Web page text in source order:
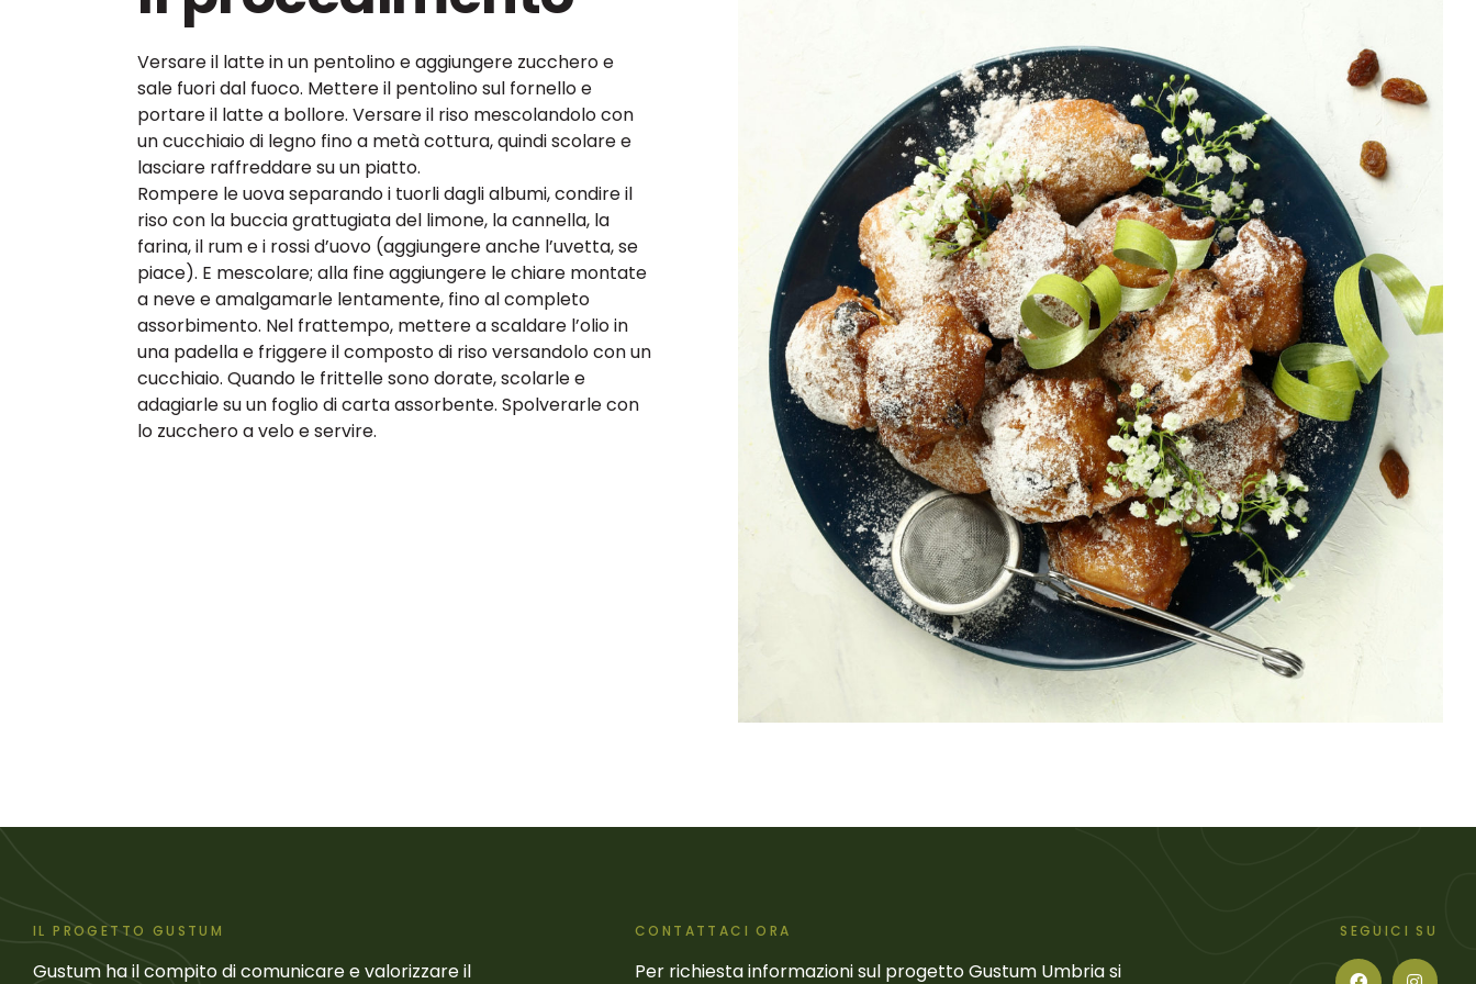
Versare il latte in un pentolino e aggiungere zucchero e
sale fuori dal fuoco. Mettere il pentolino sul fornello e
portare il latte a bollore. Versare il riso mescolandolo con
un cucchiaio di legno fino a metà cottura, quindi scolare e
lasciare raffreddare su un piatto.
Rompere le uova separando i tuorli dagli albumi, condire il
riso con la buccia grattugiata del limone, la cannella, la
farina, il rum e i rossi d’uovo (aggiungere anche l’uvetta, se
piace). E mescolare; alla fine aggiungere le chiare montate
a neve e amalgamarle lentamente, fino al completo
assorbimento. Nel frattempo, mettere a scaldare l’olio in
una padella e friggere il composto di riso versandolo con un
cucchiaio. Quando le frittelle sono dorate, scolarle e
adagiarle su un foglio di carta assorbente. Spolverarle con
lo zucchero a velo e servire.
IL PROGETTO GUSTUM
Gustum ha il compito di comunicare e valorizzare il
CONTATTACI ORA
Per richiesta informazioni sul progetto Gustum Umbria si
SEGUICI SU